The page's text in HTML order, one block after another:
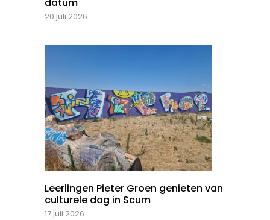
datum
20 juli 2026
Leerlingen Pieter Groen genieten van
culturele dag in Scum
17 juli 2026